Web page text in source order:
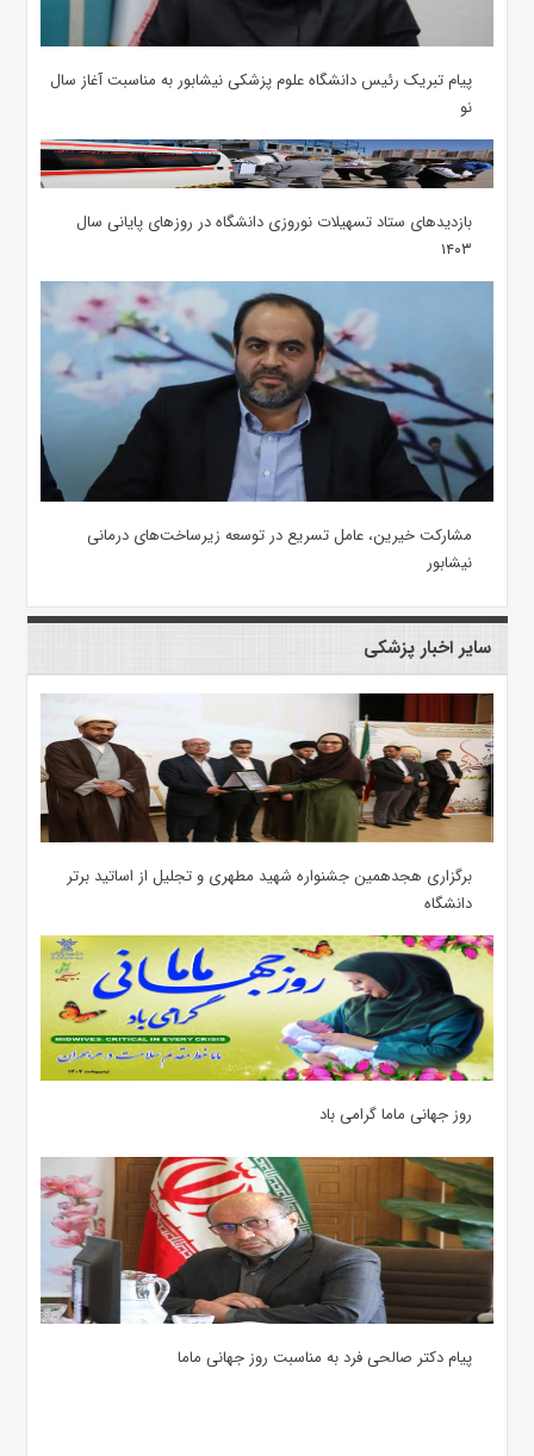
پیام تبریک رئیس دانشگاه علوم پزشکی نیشابور به مناسبت آغاز سال
نو
بازدیدهای ستاد تسهیلات نوروزی دانشگاه در روزهای پایانی سال
۱۴۰۳
مشارکت خیرین، عامل تسریع در توسعه زیرساخت‌های درمانی
نیشابور
سایر اخبار پزشکی
برگزاری هجدهمین جشنواره شهید مطهری و تجلیل از اساتید برتر
دانشگاه
روز جهانی ماما گرامی باد
پیام دکتر صالحی فرد به مناسبت روز جهانی ماما